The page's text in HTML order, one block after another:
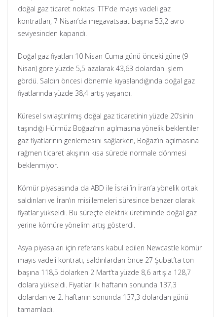
doğal gaz ticaret noktası TTF’de mayıs vadeli gaz
kontratları, 7 Nisan’da megavatsaat başına 53,2 avro
seviyesinden kapandı.
Doğal gaz fiyatları 10 Nisan Cuma günü önceki güne (9
Nisan) göre yüzde 5,5 azalarak 43,63 dolardan işlem
gördü. Saldırı öncesi dönemle kıyaslandığında doğal gaz
fiyatlarında yüzde 38,4 artış yaşandı.
Küresel sıvılaştırılmış doğal gaz ticaretinin yüzde 20’sinin
taşındığı Hürmüz Boğazı’nın açılmasına yönelik beklentiler
gaz fiyatlarının gerilemesini sağlarken, Boğaz’ın açılmasına
rağmen ticaret akışının kısa sürede normale dönmesi
beklenmiyor.
Kömür piyasasında da ABD ile İsrail’in İran’a yönelik ortak
saldırıları ve İran’ın misillemeleri süresince benzer olarak
fiyatlar yükseldi. Bu süreçte elektrik üretiminde doğal gaz
yerine kömüre yönelim artış gösterdi.
Asya piyasaları için referans kabul edilen Newcastle kömür
mayıs vadeli kontratı, saldırılardan önce 27 Şubat’ta ton
başına 118,5 dolarken 2 Mart’ta yüzde 8,6 artışla 128,7
dolara yükseldi. Fiyatlar ilk haftanın sonunda 137,3
dolardan ve 2. haftanın sonunda 137,3 dolardan günü
tamamladı.